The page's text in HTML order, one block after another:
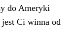
do Ameryki
Ci winna od